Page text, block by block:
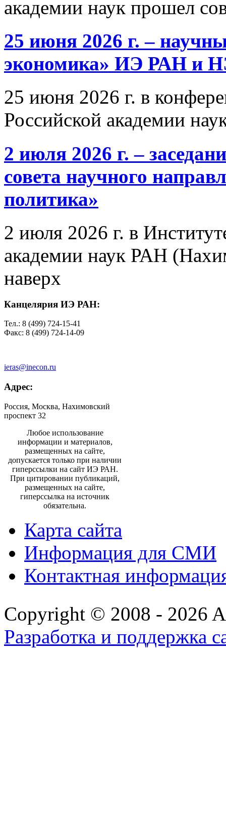
академии наук прошел
25 июня 2026 г. –
экономика» ИЭ РАН и
25 июня 2026 г. в
Российской академии
2 июля 2026 г. –
совета научного
политика»
2 июля 2026 г. в
академии наук РАН
наверх
Канцелярия ИЭ РАН:
Тел.: 8 (499) 724-15-41
Факс: 8 (499) 724-14-09
ieras@inecon.ru
Адрес:
Россия, Москва, Нахимовский
проспект 32
Любое использование
информации и материалов,
размещенных на сайте,
допускается только при наличии
гиперссылки на сайт ИЭ РАН.
При цитировании публикаций,
размещенных на сайте,
гиперссылка на источник
обязательна.
Карта сайта
Информация для СМИ
Контактная
Copyright © 2008 - 2026
Разработка и поддержка